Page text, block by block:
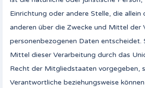
Einrichtung oder andere Stelle, die
anderen über die Zwecke und Mittel der
personenbezogenen Daten entscheidet.
Mittel dieser Verarbeitung durch das
Recht der Mitgliedstaaten vorgegeben,
Verantwortliche beziehungsweise